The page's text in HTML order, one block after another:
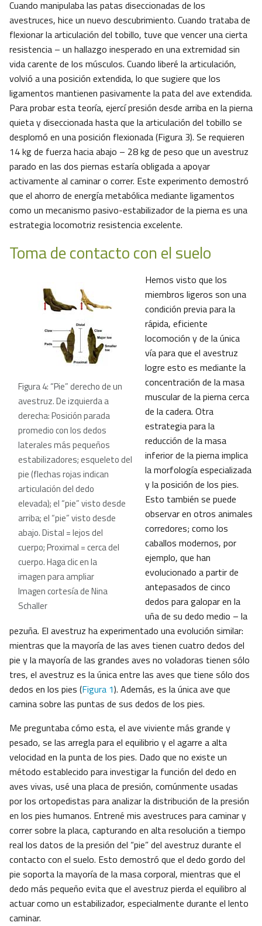
Cuando manipulaba las patas diseccionadas de los
avestruces, hice un nuevo descubrimiento. Cuando trataba de
flexionar la articulación del tobillo, tuve que vencer una cierta
resistencia – un hallazgo inesperado en una extremidad sin
vida carente de los músculos. Cuando liberé la articulación,
volvió a una posición extendida, lo que sugiere que los
ligamentos mantienen pasivamente la pata del ave extendida.
Para probar esta teoría, ejercí presión desde arriba en la pierna
quieta y diseccionada hasta que la articulación del tobillo se
desplomó en una posición flexionada (Figura 3). Se requieren
14 kg de fuerza hacia abajo – 28 kg de peso que un avestruz
parado en las dos piernas estaría obligada a apoyar
activamente al caminar o correr. Este experimento demostró
que el ahorro de energía metabólica mediante ligamentos
como un mecanismo pasivo-estabilizador de la pierna es una
estrategia locomotriz resistencia excelente.
Toma de contacto con el suelo
Figura 4: “Pie” derecho de un
avestruz. De izquierda a
derecha: Posición parada
promedio con los dedos
laterales más pequeños
estabilizadores; esqueleto del
pie (flechas rojas indican
articulación del dedo
elevada); el “pie” visto desde
arriba; el “pie” visto desde
abajo. Distal = lejos del
cuerpo; Proximal = cerca del
cuerpo. Haga clic en la
imagen para ampliar
Imagen cortesía de Nina
Schaller
Hemos visto que los
miembros ligeros son una
condición previa para la
rápida, eficiente
locomoción y de la única
vía para que el avestruz
logre esto es mediante la
concentración de la masa
muscular de la pierna cerca
de la cadera. Otra
estrategia para la
reducción de la masa
inferior de la pierna implica
la morfología especializada
y la posición de los pies.
Esto también se puede
observar en otros animales
corredores; como los
caballos modernos, por
ejemplo, que han
evolucionado a partir de
antepasados de cinco
dedos para galopar en la
uña de su dedo medio – la
pezuña. El avestruz ha experimentado una evolución similar:
mientras que la mayoría de las aves tienen cuatro dedos del
pie y la mayoría de las grandes aves no voladoras tienen sólo
tres, el avestruz es la única entre las aves que tiene sólo dos
dedos en los pies (Figura 1). Además, es la única ave que
camina sobre las puntas de sus dedos de los pies.
Me preguntaba cómo esta, el ave viviente más grande y
pesado, se las arregla para el equilibrio y el agarre a alta
velocidad en la punta de los pies. Dado que no existe un
método establecido para investigar la función del dedo en
aves vivas, usé una placa de presión, comúnmente usadas
por los ortopedistas para analizar la distribución de la presión
en los pies humanos. Entrené mis avestruces para caminar y
correr sobre la placa, capturando en alta resolución a tiempo
real los datos de la presión del “pie” del avestruz durante el
contacto con el suelo. Esto demostró que el dedo gordo del
pie soporta la mayoría de la masa corporal, mientras que el
dedo más pequeño evita que el avestruz pierda el equilibro al
actuar como un estabilizador, especialmente durante el lento
caminar.